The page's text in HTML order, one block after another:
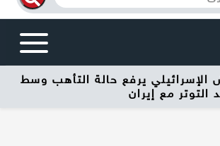
الإسرائيلي يرفع حالة التأهب وسط
التوتر مع إيران